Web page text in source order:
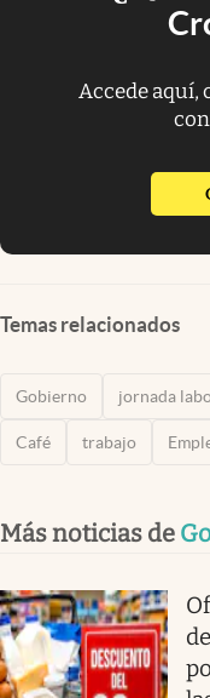
Accede aquí,
Temas relacionados
Gobierno jornada
Café trabajo
Más noticias de